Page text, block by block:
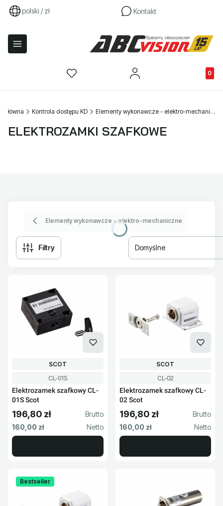
polski / zł Kontakt
główna Kontrola dostępu KD Elementy wykonawcze - elektro-mechaniczne
ELEKTROZAMKI SZAFKOWE
Elementy wykonawcze - elektro-mechaniczne
Filtry Domyślne
Kod produktu
CL-01S
Elektrozamek szafkowy CL-
01S Scot
PRODUCENT
SCOT
Cena brutto
196,80 zł
Cena netto
160,00 zł
Kod produktu
CL-02
Elektrozamek szafkowy CL-
02 Scot
PRODUCENT
SCOT
Cena brutto
196,80 zł
Cena netto
160,00 zł
Bestseller